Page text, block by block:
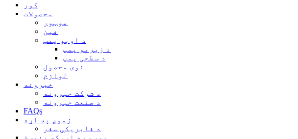
کور
محصولات
موټور
فین
د اوبو پمپ
د زیرمو پمپ
د سطحی پمپ
نوی محصول
لوازم
خبرونه
د شرکت خبرونه
د صنعت خبرونه
FAQs
زموږ په اړه
د فابریکې سفر
موږ سره اړیکه ونیسئ